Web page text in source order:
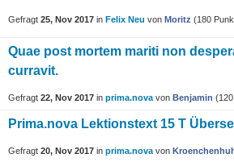
Gefragt 25, Nov 2017 in Felix Neu von Moritz (180
Quae post mortem mariti non
curravit.
Gefragt 22, Nov 2017 in prima.nova von Benjamin (120
Prima.nova Lektionstext 15 T
Gefragt 20, Nov 2017 in prima.nova von